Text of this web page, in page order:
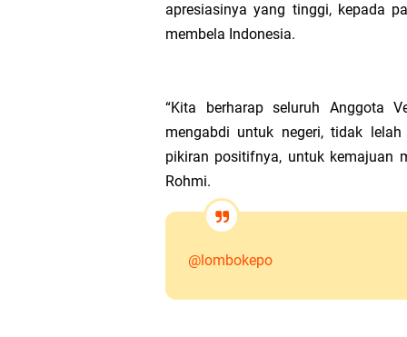
apresiasinya yang tinggi, kepada
membela Indonesia.
“Kita berharap seluruh Anggota
mengabdi untuk negeri, tidak
pikiran positifnya, untuk kemajuan
Rohmi.
@lombokepo